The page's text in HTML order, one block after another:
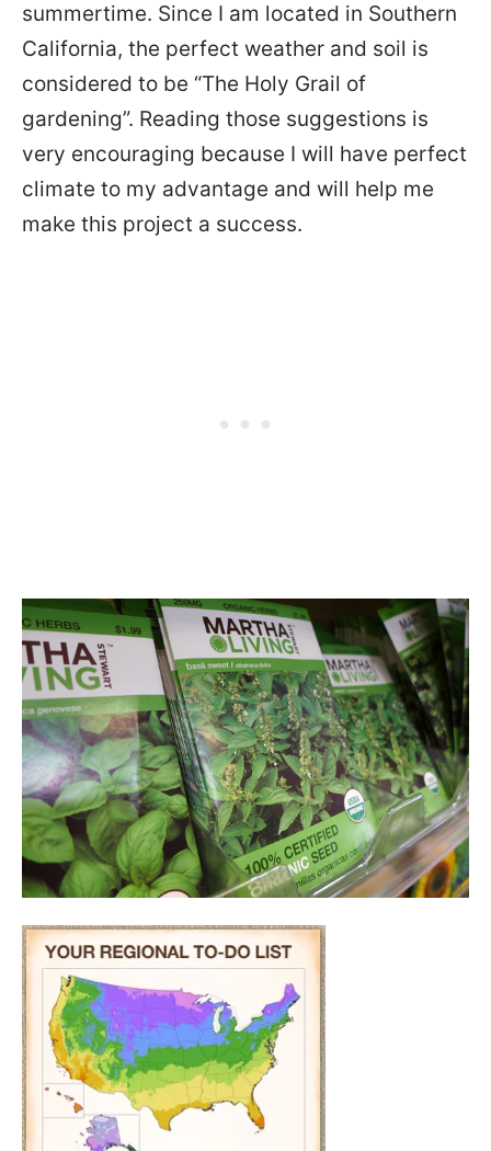
summertime. Since I am located in Southern
California, the perfect weather and soil is
considered to be “The Holy Grail of
gardening”. Reading those suggestions is
very encouraging because I will have perfect
climate to my advantage and will help me
make this project a success.